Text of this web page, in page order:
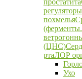
простатита
похмелья
(ЦНС)
ртаЛОР
Ухо